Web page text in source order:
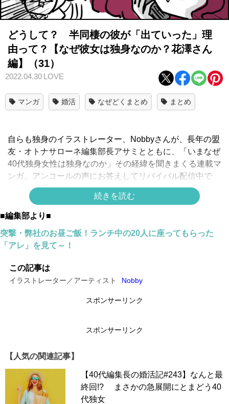
どうして？ 半同棲の彼が「出ていった」理
由って？【なぜ彼女は独身なのか？花澤さん
編】（31）
2022.04.30 LOVE
マンガ 婚活 なぜどくまとめ まとめ
自らも独身のイラストレーター、Nobbyさんが、長年の盟
友・オトナサローネ編集部長アサミとともに、「いまなぜ
40代独身女性は独身なのか」その経緯を聞きまくる連載マ
ンガ。アンコールの声にお答えしてリバイバル配信中で
花澤さん編を1話目からイッキ読み！＊
スポンサーリンク
続きを読む
■編集部より■
突撃・弊社のお昼ご飯！ランチ中の20人に座ってもらった
「アレ」を見て～！
この記事は
イラストレーター／アーティスト Nobby
スポンサーリンク
スポンサーリンク
【人気の関連記事】
【40代編集長の婚活記#243】なんと最
終回!? まさかの急展開にとまどう40
代独女